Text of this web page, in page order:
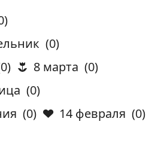
(0)
8 марта (0)
(0)
(0) 14 февраля (0)